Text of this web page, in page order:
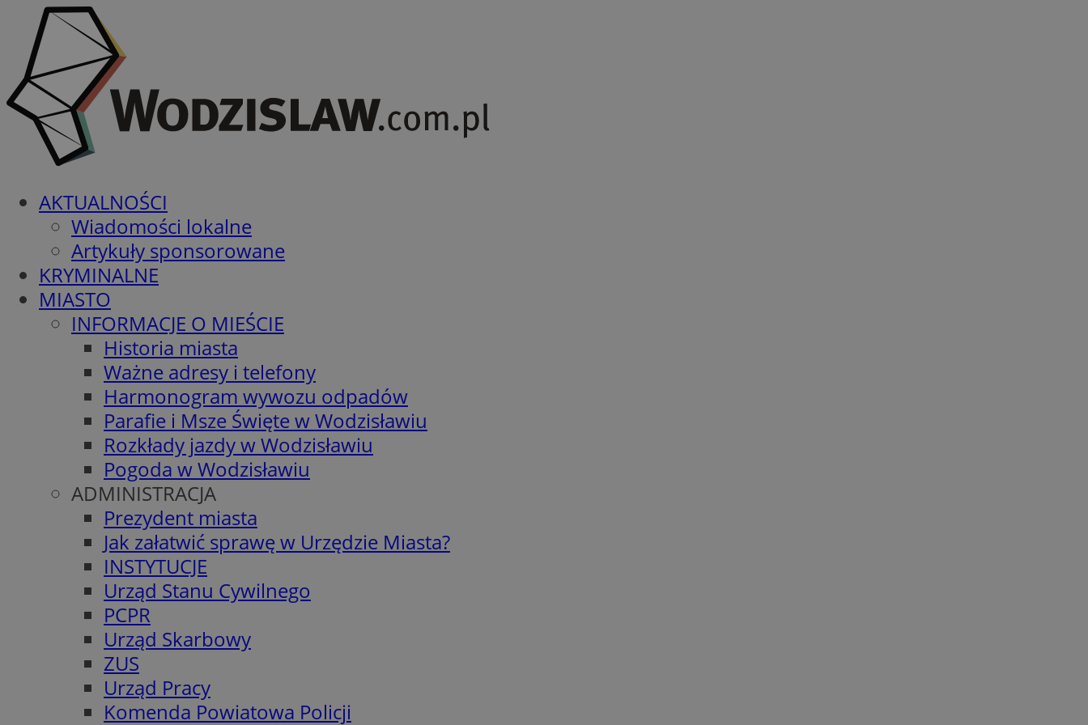
AKTUALNOŚCI
Wiadomości lokalne
Artykuły sponsorowane
KRYMINALNE
MIASTO
INFORMACJE O MIEŚCIE
Historia miasta
Ważne adresy i telefony
Harmonogram wywozu odpadów
Parafie i Msze Święte w Wodzisławiu
Rozkłady jazdy w Wodzisławiu
Pogoda w Wodzisławiu
ADMINISTRACJA
Prezydent miasta
Jak załatwić sprawę w Urzędzie Miasta?
INSTYTUCJE
Urząd Stanu Cywilnego
PCPR
Urząd Skarbowy
ZUS
Urząd Pracy
Komenda Powiatowa Policji